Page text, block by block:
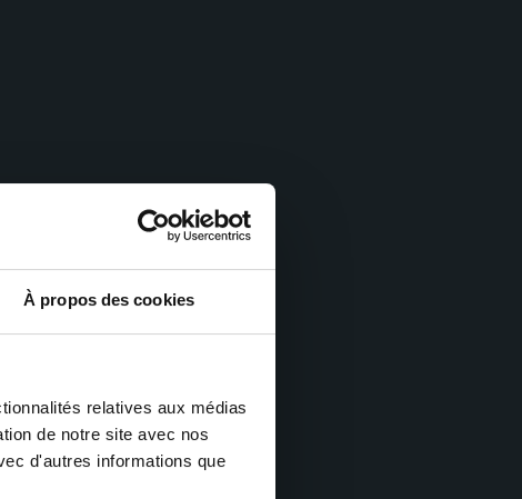
À propos des cookies
relatives aux médias
de notre site avec nos
d'autres informations que